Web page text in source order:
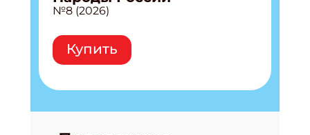
№8 (2026)
Купить